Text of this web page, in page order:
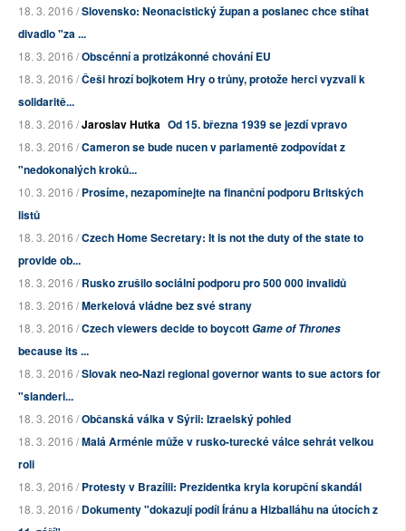
18. 3. 2016 /Slovensko: Neonacistický župan a poslanec chce stíhat
divadlo "za ...
18. 3. 2016 /Obscénní a protizákonné chování EU
18. 3. 2016 /Češi hrozí bojkotem Hry o trůny, protože herci vyzvali k
solidaritě...
18. 3. 2016 /Jaroslav Hutka Od 15. března 1939 se jezdí vpravo
18. 3. 2016 /Cameron se bude nucen v parlamentě zodpovídat z
"nedokonalých kroků...
10. 3. 2016 /Prosíme, nezapomínejte na finanční podporu Britských
listů
18. 3. 2016 /Czech Home Secretary: It is not the duty of the state to
provide ob...
18. 3. 2016 /Rusko zrušilo sociální podporu pro 500 000 invalidů
18. 3. 2016 /Merkelová vládne bez své strany
18. 3. 2016 /Czech viewers decide to boycottGame of Thrones
because its ...
18. 3. 2016 /Slovak neo-Nazi regional governor wants to sue actors for
"slanderi...
18. 3. 2016 /Občanská válka v Sýrii: Izraelský pohled
18. 3. 2016 /Malá Arménie může v rusko-turecké válce sehrát velkou
roli
18. 3. 2016 /Protesty v Brazílii: Prezidentka kryla korupční skandál
18. 3. 2016 /Dokumenty "dokazují podíl Íránu a Hizballáhu na útocích z